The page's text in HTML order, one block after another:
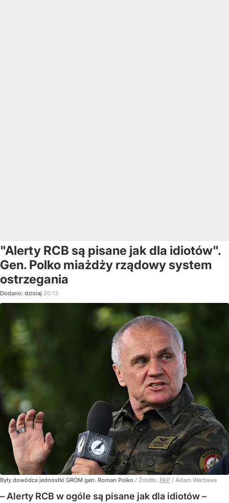
"Alerty RCB są pisane jak dla idiotów".
Gen. Polko miażdży rządowy system
ostrzegania
Dodano: dzisiaj 20:13
Były dowódca jednostki GROM gen. Roman Polko / Źródło: PAP / Adam Warżawa
– Alerty RCB w ogóle są pisane jak dla idiotów –